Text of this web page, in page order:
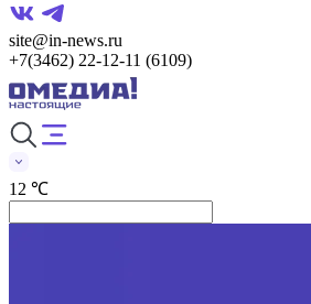
site@in-news.ru
+7(3462) 22-12-11 (6109)
12 ℃